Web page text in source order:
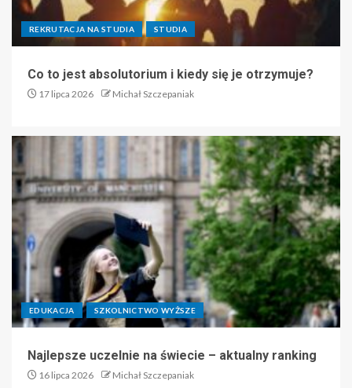
REKRUTACJA NA STUDIA STUDIA
Co to jest absolutorium i kiedy się je otrzymuje?
17 lipca 2026 Michał Szczepaniak
EDUKACJA SZKOLNICTWO WYŻSZE
Najlepsze uczelnie na świecie – aktualny ranking
16 lipca 2026 Michał Szczepaniak